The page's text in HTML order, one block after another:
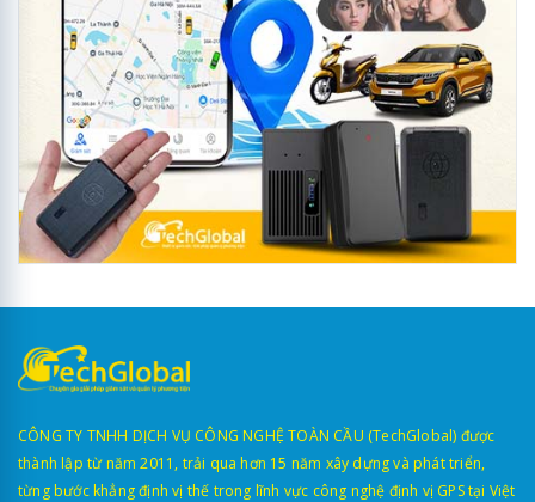
CÔNG TY TNHH DỊCH VỤ CÔNG NGHỆ TOÀN CẦU (TechGlobal) được
thành lập từ năm 2011, trải qua hơn 15 năm xây dựng và phát triển,
từng bước khẳng định vị thế trong lĩnh vực công nghệ định vị GPS tại Việt